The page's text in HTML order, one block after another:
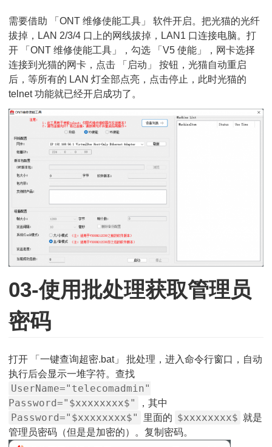
需要借助 「ONT 维修使能工具」 软件开启。把光猫的光纤
拔掉，LAN 2/3/4 口上的网线拔掉，LAN1 口连接电脑。打
开 「ONT 维修使能工具」，勾选 「V5 使能」，网卡选择
连接到光猫的网卡，点击 「启动」 按钮，光猫自动重启
后，等所有的 LAN 灯全部点亮，点击停止，此时光猫的
telnet 功能就已经开启成功了。
03-使用批处理获取管理员
密码
打开 「一键查询超密.bat」 批处理，进入命令行窗口，自动
执行后会显示一堆字符。查找
UserName="telecomadmin"
Password="$xxxxxxxx$"
，其中
Password="$xxxxxxxx$" 里面的 $xxxxxxxx$ 就是
管理员密码（但是是加密的）。复制密码。